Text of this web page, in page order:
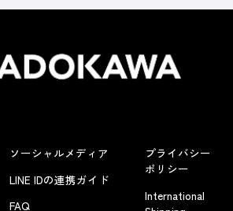
ソーシャルメディア
LINE IDの連携ガイド
FAQ
プライバシー
ポリシー
International